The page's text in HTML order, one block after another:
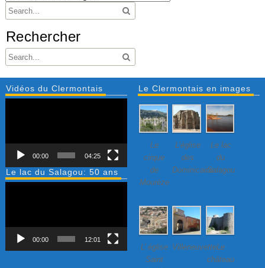
Rechercher
Vidéos du Clermontais
00:00 04:25
Le lac du Salagou: 50 ans
00:00 12:01
Le Clermontais en images
Le
cirque
de
Mourèze
L’église
des
Dominicains
Le lac
du
Salagou
L’ église
Saint
Villeneuvette…
Le
château